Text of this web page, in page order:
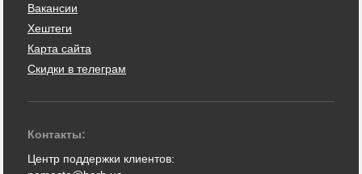
Вакансии
Хештеги
Карта сайта
Скидки в телеграм
Контакты:
Центр поддержки клиентов: